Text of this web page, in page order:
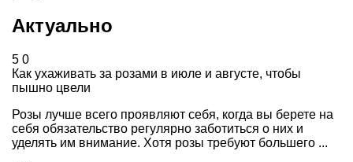
Актуально
5 0
Как ухаживать за розами в июле и августе, чтобы
пышно цвели
Розы лучше всего проявляют себя, когда вы берете на
себя обязательство регулярно заботиться о них и
уделять им внимание. Хотя розы требуют большего ...